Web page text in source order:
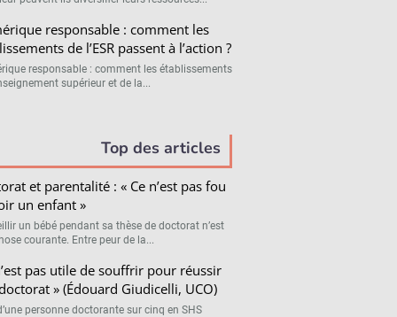
responsable : comment les
de l’ESR passent à l’action ?
responsable : comment les établissements
supérieur et de la...
Top des articles
et parentalité : « Ce n’est pas fou
un enfant »
un bébé pendant sa thèse de doctorat n’est
courante. Entre peur de la...
pas utile de souffrir pour réussir
» (Édouard Giudicelli, UCO)
personne doctorante sur cinq en SHS